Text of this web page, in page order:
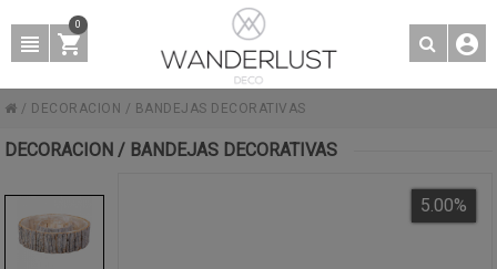
0
/ DECORACION / BANDEJAS DECORATIVAS
DECORACION / BANDEJAS DECORATIVAS
5.00%